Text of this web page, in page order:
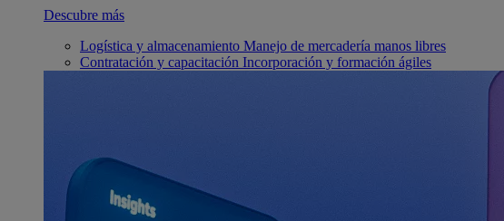
Descubre más
Logística y almacenamiento Manejo de mercadería manos libres
Contratación y capacitación Incorporación y formación ágiles